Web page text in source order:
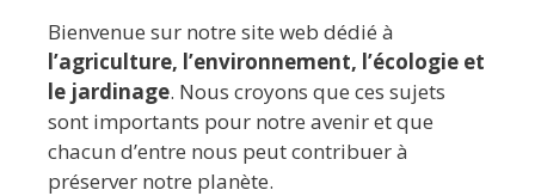
Bienvenue sur notre site web dédié à
l’agriculture, l’environnement, l’écologie et
le jardinage. Nous croyons que ces sujets
sont importants pour notre avenir et que
chacun d’entre nous peut contribuer à
préserver notre planète.